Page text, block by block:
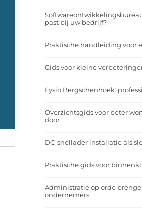
past bij uw bedrijf?
Praktische handleiding voor
Gids voor kleine
Fysio Bergschenhoek:
Overzichtsgids voor beter
door
DC-snellader installatie als
Praktische gids voor
Administratie op orde
ondernemers